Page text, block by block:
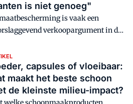
is niet genoeg"
is vaak een
verkoopargument in de
genoeg worden termen als
en 'CO2-negatief'
gebruikt terwijl de voordelen voor
klimaat meer dan twijfelachtig zijn.
capsules of vloeibaar:
maakt het beste schoon
de kleinste milieu-impact?